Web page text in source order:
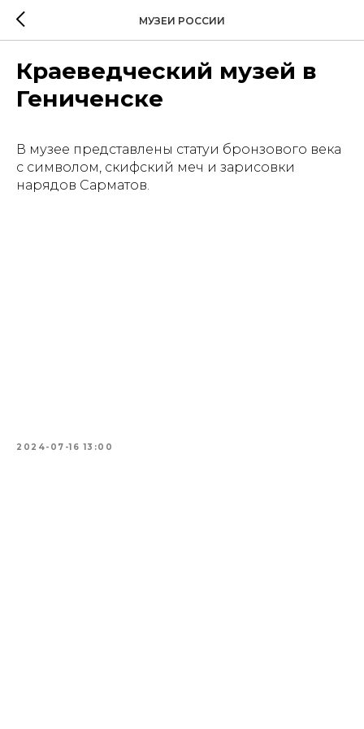
МУЗЕИ РОССИИ
Краеведческий музей в
Гениченске
В музее представлены статуи бронзового века
с символом, скифский меч и зарисовки
нарядов Сарматов.
2024-07-16 13:00